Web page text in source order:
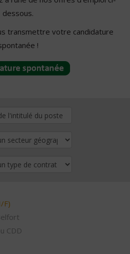
dessous.
transmettre votre candidature
!
F)
CDD